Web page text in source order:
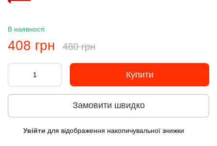
В наявності
408 грн 480 грн
Купити
Замовити швидко
Увійти для відображення накопичувальної знижки